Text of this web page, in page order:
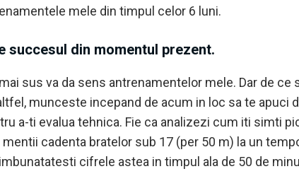
mele din timpul celor 6 luni.
succesul din momentul prezent.
sus va da sens antrenamentelor mele. Dar de
munceste incepand de acum in loc sa te apuci
a-ti evalua tehnica. Fie ca analizezi cum iti simti
mentii cadenta bratelor sub 17 (per 50 m) la un
cifrele astea in timpul ala de 50 de